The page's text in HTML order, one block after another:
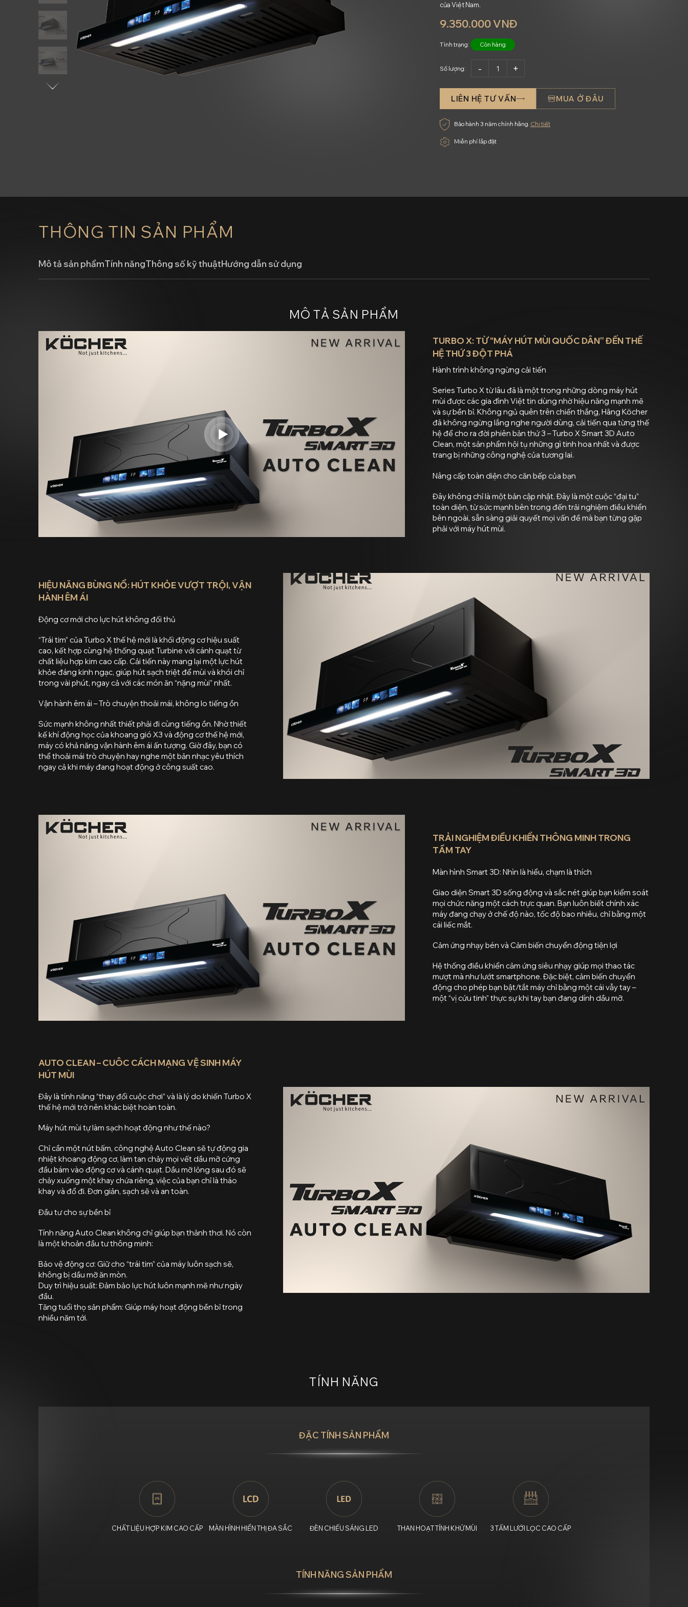
của Việt Nam.
9.350.000 VNĐ
Tình trạng: Còn hàng
Số lượng:
LIÊN HỆ TƯ VẤN MUA Ở ĐÂU
Bảo hành 3 năm chính hãng. Chi tiết
Miễn phí lắp đặt
THÔNG TIN SẢN PHẨM
Mô tả sản phẩmTính năngThông số kỹ thuậtHướng dẫn sử dụng
MÔ TẢ SẢN PHẨM
TURBO X: TỪ “MÁY HÚT MÙI QUỐC DÂN” ĐẾN THẾ
HỆ THỨ 3 ĐỘT PHÁ
Hành trình không ngừng cải tiến
Series Turbo X từ lâu đã là một trong những dòng máy hút
mùi được các gia đình Việt tin dùng nhờ hiệu năng mạnh mẽ
và sự bền bỉ. Không ngủ quên trên chiến thắng, Hãng Köcher
đã không ngừng lắng nghe người dùng, cải tiến qua từng thế
hệ để cho ra đời phiên bản thứ 3 – Turbo X Smart 3D Auto
Clean, một sản phẩm hội tụ những gì tinh hoa nhất và được
trang bị những công nghệ của tương lai.
Nâng cấp toàn diện cho căn bếp của bạn
Đây không chỉ là một bản cập nhật. Đây là một cuộc “đại tu”
toàn diện, từ sức mạnh bên trong đến trải nghiệm điều khiển
bên ngoài, sẵn sàng giải quyết mọi vấn đề mà bạn từng gặp
phải với máy hút mùi.
HIỆU NĂNG BÙNG NỔ: HÚT KHỎE VƯỢT TRỘI, VẬN
HÀNH ÊM ÁI
Động cơ mới cho lực hút không đối thủ
“Trái tim” của Turbo X thế hệ mới là khối động cơ hiệu suất
cao, kết hợp cùng hệ thống quạt Turbine với cánh quạt từ
chất liệu hợp kim cao cấp. Cải tiến này mang lại một lực hút
khỏe đáng kinh ngạc, giúp hút sạch triệt để mùi và khói chỉ
trong vài phút, ngay cả với các món ăn “nặng mùi” nhất.
Vận hành êm ái – Trò chuyện thoải mái, không lo tiếng ồn
Sức mạnh không nhất thiết phải đi cùng tiếng ồn. Nhờ thiết
kế khí động học của khoang gió X3 và động cơ thế hệ mới,
máy có khả năng vận hành êm ái ấn tượng. Giờ đây, bạn có
thể thoải mái trò chuyện hay nghe một bản nhạc yêu thích
ngay cả khi máy đang hoạt động ở công suất cao.
TRẢI NGHIỆM ĐIỀU KHIỂN THÔNG MINH TRONG
TẦM TAY
Màn hình Smart 3D: Nhìn là hiểu, chạm là thích
Giao diện Smart 3D sống động và sắc nét giúp bạn kiểm soát
mọi chức năng một cách trực quan. Bạn luôn biết chính xác
máy đang chạy ở chế độ nào, tốc độ bao nhiêu, chỉ bằng một
cái liếc mắt.
Cảm ứng nhạy bén và Cảm biến chuyển động tiện lợi
Hệ thống điều khiển cảm ứng siêu nhạy giúp mọi thao tác
mượt mà như lướt smartphone. Đặc biệt, cảm biến chuyển
động cho phép bạn bật/tắt máy chỉ bằng một cái vẫy tay –
một “vị cứu tinh” thực sự khi tay bạn đang dính dầu mỡ.
AUTO CLEAN – CUÔC CÁCH MẠNG VỆ SINH MÁY
HÚT MÙI
Đây là tính năng “thay đổi cuộc chơi” và là lý do khiến Turbo X
thế hệ mới trở nên khác biệt hoàn toàn.
Máy hút mùi tự làm sạch hoạt động như thế nào?
Chỉ cần một nút bấm, công nghệ Auto Clean sẽ tự động gia
nhiệt khoang động cơ, làm tan chảy mọi vết dầu mỡ cứng
đầu bám vào động cơ và cánh quạt. Dầu mỡ lỏng sau đó sẽ
chảy xuống một khay chứa riêng, việc của bạn chỉ là tháo
khay và đổ đi. Đơn giản, sạch sẽ và an toàn.
Đầu tư cho sự bền bỉ
Tính năng Auto Clean không chỉ giúp bạn thảnh thơi. Nó còn
là một khoản đầu tư thông minh:
Bảo vệ động cơ: Giữ cho “trái tim” của máy luôn sạch sẽ,
không bị dầu mỡ ăn mòn.
Duy trì hiệu suất: Đảm bảo lực hút luôn mạnh mẽ như ngày
đầu.
Tăng tuổi thọ sản phẩm: Giúp máy hoạt động bền bỉ trong
nhiều năm tới.
TÍNH NĂNG
ĐẶC TÍNH SẢN PHẨM
CHẤT LIỆU HỢP KIM CAO CẤP MÀN HÌNH HIỂN THỊ ĐA SẮC ĐÈN CHIẾU SÁNG LED THAN HOẠT TÍNH KHỬ MÙI 3 TẤM LƯỚI LỌC CAO CẤP
TÍNH NĂNG SẢN PHẨM